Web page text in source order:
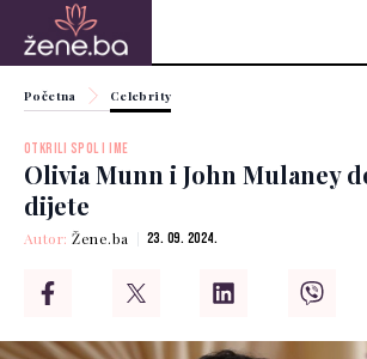
Početna Celebrity
OTKRILI SPOL I IME
Olivia Munn i John Mulaney
dijete
Autor:Žene.ba 23. 09. 2024.